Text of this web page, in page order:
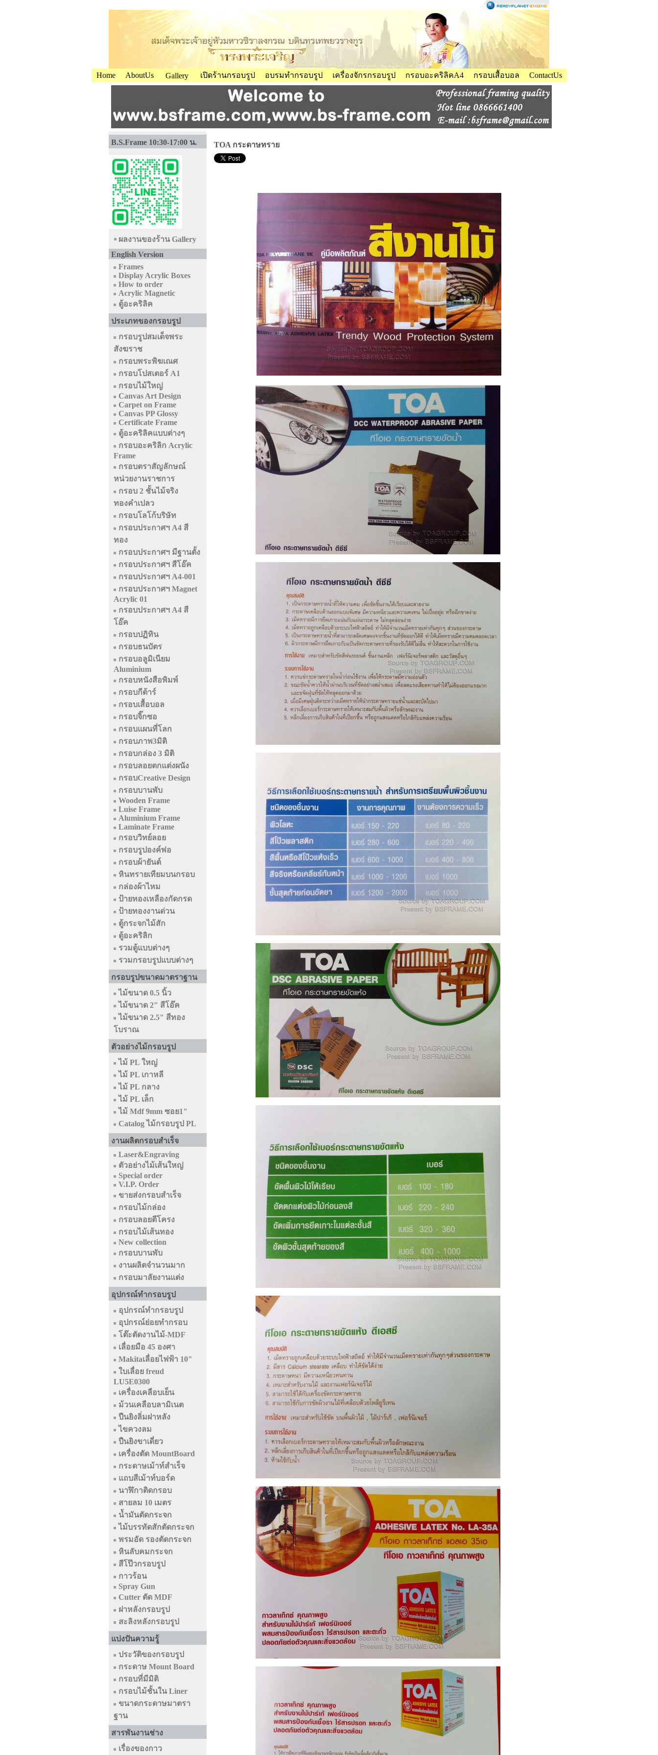
Home AboutUs Gallery เปิดร้านกรอบรูป อบรมทำกรอบรูป เครื่องจักรกรอบรูป กรอบอะคริลิคA4 กรอบเสื้อบอล ContactUs
B.S.Frame 10:30-17:00 น.
ผลงานของร้าน Gallery
English Version
Frames
Display Acrylic Boxes
How to order
Acrylic Magnetic
ตู้อะคริลิค
ประเภทของกรอบรูป
กรอบรูปสมเด็จพระ
สังฆราช
กรอบพระพิฆเณศ
กรอบโปสเตอร์ A1
กรอบไม้ใหญ่
Canvas Art Design
Carpet on Frame
Canvas PP Glossy
Certificate Frame
ตู้อะคริลิคแบบต่างๆ
กรอบอะคริลิก Acrylic
Frame
กรอบตราสัญลักษณ์
หน่วยงานราชการ
กรอบ 2 ชั้นไม้จริง
ทองคำเปลว
กรอบโลโก้บริษัท
กรอบประกาศฯ A4 สี
ทอง
กรอบประกาศฯ มีฐานตั้ง
กรอบประกาศฯ สีโอ๊ค
กรอบประกาศฯ A4-001
กรอบประกาศฯ Magnet
Acrylic 01
กรอบประกาศฯ A4 สี
โอ๊ค
กรอบปฏิทิน
กรอบธนบัตร
กรอบอลูมิเนียม
Aluminium
กรอบหนังสือพิมพ์
กรอบกีต้าร์
กรอบเสื้อบอล
กรอบจิ๊กซอ
กรอบแผนที่โลก
กรอบภาพ3มิติ
กรอบกล่อง 3 มิติ
กรอบลอยตกแต่งผนัง
กรอบCreative Design
กรอบบานพับ
Wooden Frame
Luise Frame
Aluminium Frame
Laminate Frame
กรอบวิทย์ลอย
กรอบรูปองค์พ่อ
กรอบผ้ายันต์
หินทรายเทียมบนกรอบ
กล่องผ้าไหม
ป้ายทองเหลืองกัดกรด
ป้ายทองงานด่วน
ตู้กระจกไม้สัก
ตู้อะคริลิก
รวมตู้แบบต่างๆ
รวมกรอบรูปแบบต่างๆ
กรอบรูปขนาดมาตราฐาน
ไม้ขนาด 0.5 นิ้ว
ไม้ขนาด 2" สีโอ๊ค
ไม้ขนาด 2.5" สีทอง
โบราณ
ตัวอย่างไม้กรอบรูป
ไม้ PL ใหญ่
ไม้ PL เกาหลี
ไม้ PL กลาง
ไม้ PL เล็ก
ไม้ Mdf 9mm ซอย1"
Catalog ไม้กรอบรูป PL
งานผลิตกรอบสำเร็จ
Laser&Engraving
ตัวอย่างไม้เส้นใหญ่
Special order
V.I.P. Order
ขายส่งกรอบสำเร็จ
กรอบไม้กล่อง
กรอบลอยตีโครง
กรอบไม้เส้นทอง
New collection
กรอบบานพับ
งานผลิตจำนวนมาก
กรอบมาลัยงานแต่ง
อุปกรณ์ทำกรอบรูป
อุปกรณ์ทำกรอบรูป
อุปกรณ์ย่อยทำกรอบ
โต๊ะตัดงานไม้-MDF
เลื่อยมือ 45 องศา
Makitaเลื่อยไฟฟ้า 10"
ใบเลื่อย freud
LU5E0300
เครื่องเคลือบเย็น
ม้วนเคลือบลามิเนต
ปืนยิงลิ่มฝาหลัง
ไขควงลม
ปืนยิงขาเดี่ยว
เครื่องตัด MountBoard
กระดาษเม้าท์สำเร็จ
แถบสีเม้าท์บอร์ด
นาฬิกาติดกรอบ
สายลม 10 เมตร
น้ำมันตัดกระจก
ไม้บรรทัดสักตัดกระจก
พรมอัด รองตัดกระจก
หินลับคมกระจก
สีโป๊วกรอบรูป
กาวร้อน
Spray Gun
Cutter ตัด MDF
ฝาหลังกรอบรูป
สะลิงหลังกรอบรูป
แบ่งปันความรู้
ประวัติของกรอบรูป
กระดาษ Mount Board
กรอบที่มีมิติ
กรอบไม้ชั้นใน Liner
ขนาดกระดาษมาตรา
ฐาน
สารพันงานช่าง
เรื่องของกาว
TOA กระดาษทราย